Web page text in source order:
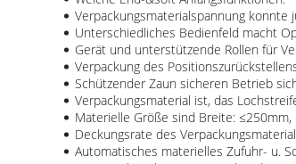
Verpackungsmaterialspannung konnte
Unterschiedliches Bedienfeld macht
Gerät und unterstützende Rollen für
Verpackung des
Schützender Zaun sicheren Betrieb
Verpackungsmaterial ist, das
Materielle Größe sind Breite:
Deckungsrate des
Automatisches materielles Zufuhr- u.